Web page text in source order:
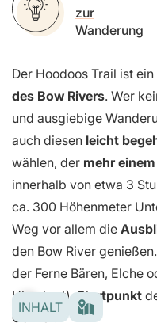
zur
Wanderung
Der Hoodoos Trail ist ein
des Bow Rivers. Wer
und ausgiebige
auch diesen leicht
wählen, der mehr
innerhalb von etwa 3
ca. 300 Höhenmeter
Weg vor allem die
den Bow River
der Ferne Bären, Elche
Hirschart).Startpunkt
Corner
INHALT